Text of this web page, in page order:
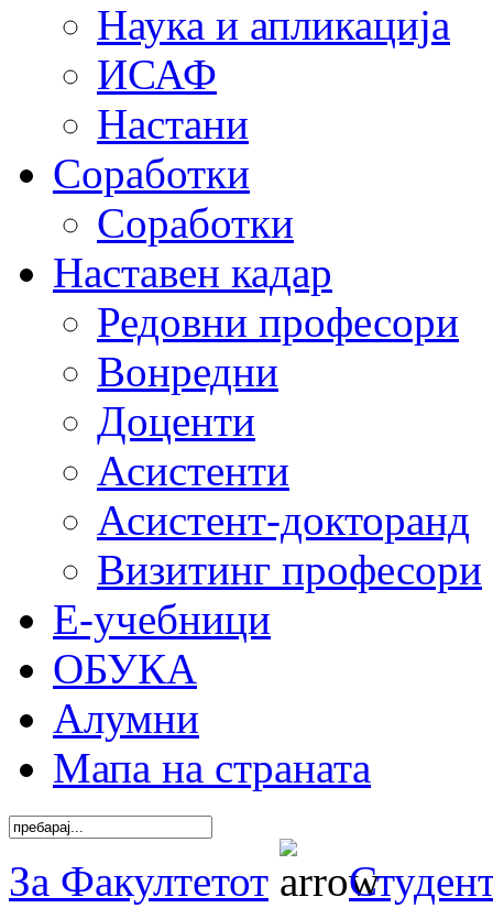
Наука и апликација
ИСАФ
Настани
Соработки
Соработки
Наставен кадар
Редовни професори
Вонредни
Доценти
Асистенти
Асистент-докторанд
Визитинг професори
Е-учебници
ОБУКА
Алумни
Мапа на страната
За Факултетот